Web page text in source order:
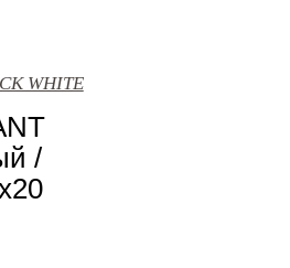
WHITE
/